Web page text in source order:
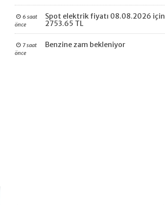
6 saat
önce
Spot elektrik fiyatı 08.08.2026 için
2753.65 TL
7 saat
önce
Benzine zam bekleniyor